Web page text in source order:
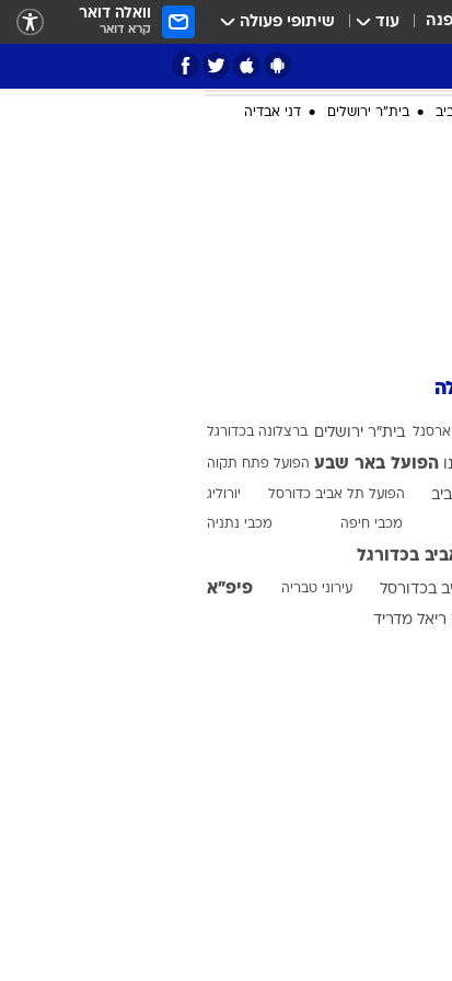
עוד שיתופי פעולה וואלה דואר
קרא דואר
מחוץ לקווים
בית"ר ירושלים דני אבדיה
ארסנל בית"ר ירושלים ברצלונה בכדורגל
הפועל באר שבע הפועל פתח תקוה
הפועל תל אביב כדורסל יורוליג
מכבי חיפה מכבי נתניה
בכדורגל
בכדורסל עירוני טבריה פיפ"א
ריאל מדריד